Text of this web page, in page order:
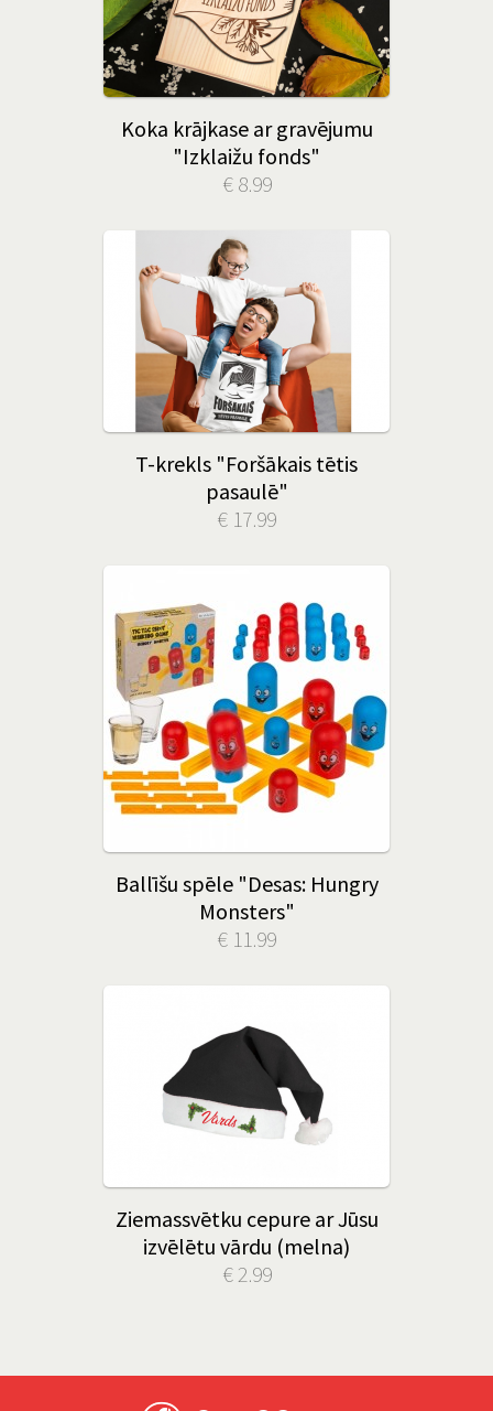
Koka krājkase ar gravējumu
"Izklaižu fonds"
€ 8.99
T-krekls "Foršākais tētis
pasaulē"
€ 17.99
Ballīšu spēle "Desas: Hungry
Monsters"
€ 11.99
Ziemassvētku cepure ar Jūsu
izvēlētu vārdu (melna)
€ 2.99